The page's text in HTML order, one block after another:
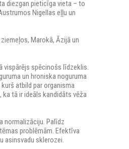
diezgan pieticīga vieta – to
Nigellas eļļu un
Marokā, Āzijā un
vispārējs spēcinošs līdzeklis.
un hroniska noguruma
atbild par organisma
tā ir ideāls kandidāts vēža
normalizāciju. Palīdz
problēmām. Efektīva
asinsvadu sklerozei.